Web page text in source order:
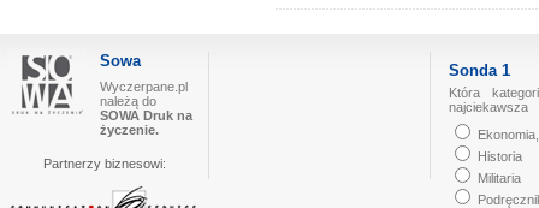
Sowa
Wyczerpane.pl
należą do
SOWA Druk na
życzenie.
Partnerzy biznesowi:
Sonda 1
Która
najciekawsza
Historia
Militaria